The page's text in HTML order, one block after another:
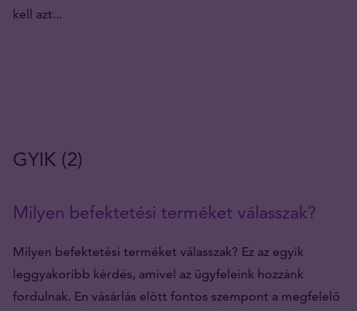
kell azt...
GYIK (2)
Milyen befektetési terméket válasszak?
Milyen befektetési terméket válasszak? Ez az egyik
leggyakoribb kérdés, amivel az ügyfeleink hozzánk
fordulnak. En vásárlás elött fontos szempont a megfelelő